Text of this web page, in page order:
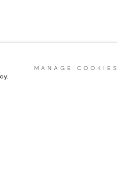
MANAGE COOKIES